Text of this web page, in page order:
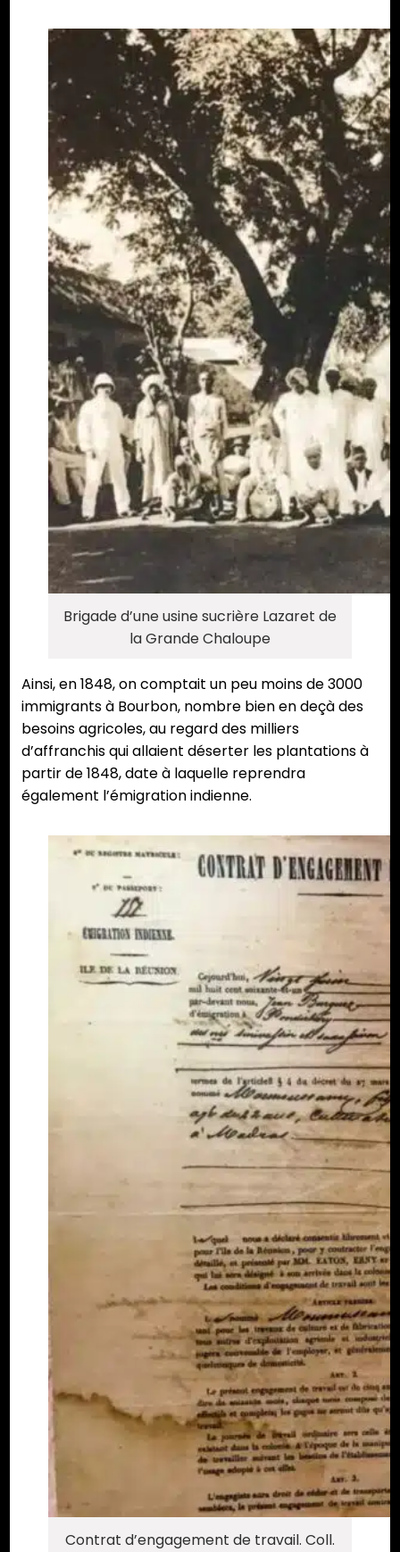
Brigade d’une usine sucrière Lazaret de
la Grande Chaloupe
Ainsi, en 1848, on comptait un peu moins de 3000
immigrants à Bourbon, nombre bien en deçà des
besoins agricoles, au regard des milliers
d’affranchis qui allaient déserter les plantations à
partir de 1848, date à laquelle reprendra
également l’émigration indienne.
Contrat d’engagement de travail. Coll.